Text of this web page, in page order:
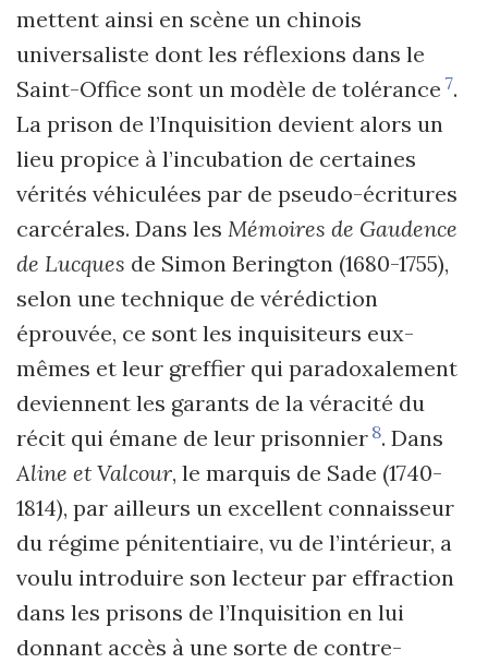
mettent ainsi en scène un chinois
universaliste dont les réflexions dans le
Saint-Office sont un modèle de tolérance 7.
La prison de l’Inquisition devient alors un
lieu propice à l’incubation de certaines
vérités véhiculées par de pseudo-écritures
carcérales. Dans les Mémoires de Gaudence
de Lucques de Simon Berington (1680-1755),
selon une technique de vérédiction
éprouvée, ce sont les inquisiteurs eux-
mêmes et leur greffier qui paradoxalement
deviennent les garants de la véracité du
récit qui émane de leur prisonnier 8. Dans
Aline et Valcour, le marquis de Sade (1740-
1814), par ailleurs un excellent connaisseur
du régime pénitentiaire, vu de l’intérieur, a
voulu introduire son lecteur par effraction
dans les prisons de l’Inquisition en lui
donnant accès à une sorte de contre-